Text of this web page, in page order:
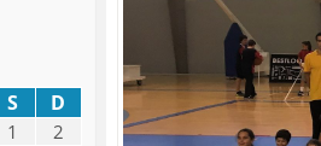
S D
1
2